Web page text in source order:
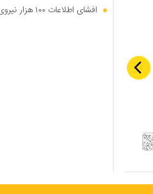
افشای اطلاعات ۱۰۰ هزار نیروی پلیس در دارک وب